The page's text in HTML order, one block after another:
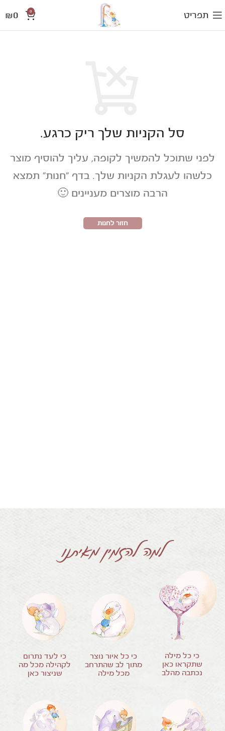
תפריט 0
₪0
סל הקניות שלך ריק כרגע.
לפני שתוכל להמשיך לקופה, עליך להוסיף מוצר
כלשהו לעגלת הקניות שלך. בדף "חנות" תמצא
הרבה מוצרים מעניינים 🙂
חזור לחנות
למה להזמין מאיתנו
כי כל מילה
שתקראו כאן
נכתבה מהלב
כי כל איור נוצר
מתוך לב שהתרחב
מכל מילה
כי לעד נתרום
לקהילה מכל מה
שניצור כאן